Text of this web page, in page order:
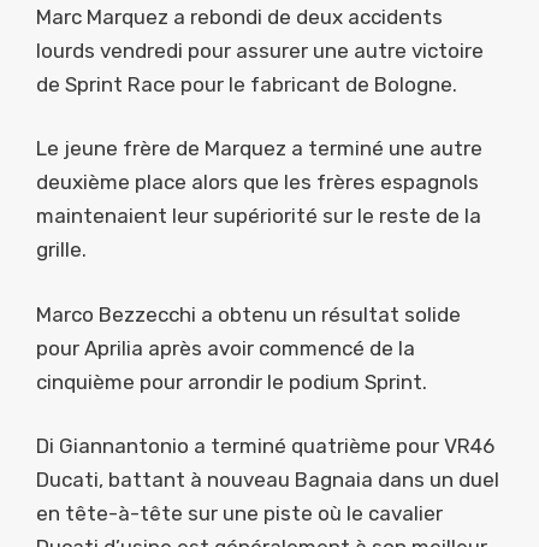
Marc Marquez a rebondi de deux accidents
lourds vendredi pour assurer une autre victoire
de Sprint Race pour le fabricant de Bologne.
Le jeune frère de Marquez a terminé une autre
deuxième place alors que les frères espagnols
maintenaient leur supériorité sur le reste de la
grille.
Marco Bezzecchi a obtenu un résultat solide
pour Aprilia après avoir commencé de la
cinquième pour arrondir le podium Sprint.
Di Giannantonio a terminé quatrième pour VR46
Ducati, battant à nouveau Bagnaia dans un duel
en tête-à-tête sur une piste où le cavalier